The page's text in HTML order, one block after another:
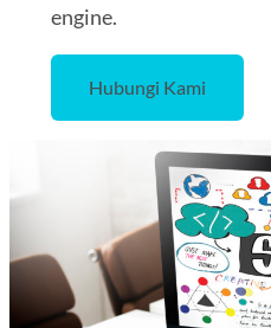
engine.
Hubungi Kami